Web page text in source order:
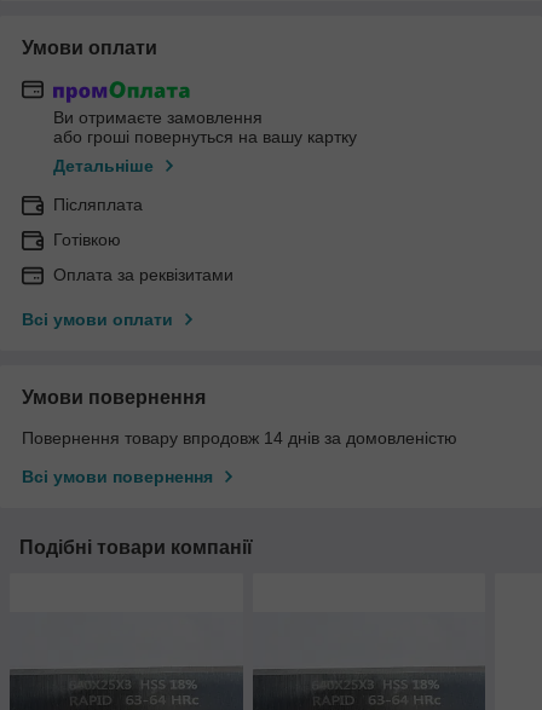
Умови оплати
Ви отримаєте замовлення
або гроші повернуться на вашу картку
Детальніше
Післяплата
Готівкою
Оплата за реквізитами
Всі умови оплати
Умови повернення
Повернення товару впродовж 14 днів за домовленістю
Всі умови повернення
Подібні товари компанії